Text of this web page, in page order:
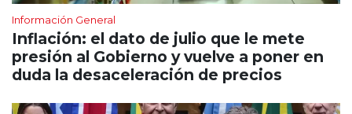
Información General
Inflación: el dato de julio que le mete
presión al Gobierno y vuelve a poner en
duda la desaceleración de precios